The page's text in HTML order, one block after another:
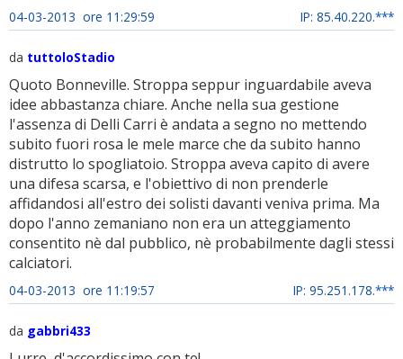
04-03-2013 ore 11:29:59 IP: 85.40.220.***
da tuttoloStadio
Quoto Bonneville. Stroppa seppur inguardabile aveva
idee abbastanza chiare. Anche nella sua gestione
l'assenza di Delli Carri è andata a segno no mettendo
subito fuori rosa le mele marce che da subito hanno
distrutto lo spogliatoio. Stroppa aveva capito di avere
una difesa scarsa, e l'obiettivo di non prenderle
affidandosi all'estro dei solisti davanti veniva prima. Ma
dopo l'anno zemaniano non era un atteggiamento
consentito nè dal pubblico, nè probabilmente dagli stessi
calciatori.
04-03-2013 ore 11:19:57 IP: 95.251.178.***
da gabbri433